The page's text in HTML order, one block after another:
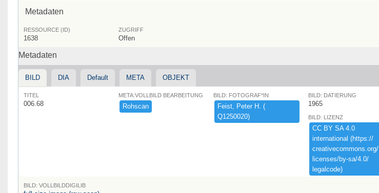
Metadaten
RESSOURCE (ID)
1638
ZUGRIFF
Offen
Metadaten
BILD DIA Default META OBJEKT
TITEL
006.68
META:VOLLBILD BEARBEITUNG
Rohscan
BILD: FOTOGRAF*IN
Feist,​ ​Peter ​H.​ ​(​
Q1250020)​
BILD: DATIERUNG
1965
BILD: LIZENZ
CC ​BY ​SA ​4.​0 ​
international ​(​https:​/​/​
creativecommons.​org/​
licenses/​by-​sa/​4.​0/​
legalcode)​
BILD: VOLLBILDDIGILIB